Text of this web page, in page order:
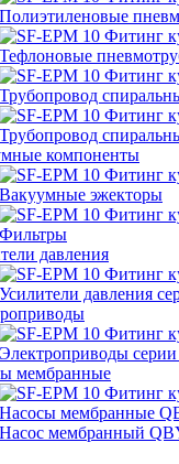
Полиэтиленовые
Тефлоновые
Трубопровод
Трубопровод
компоненты
Вакуумные эжекторы
Фильтры
давления
Усилители давления
Электроприводы
мембранные
Насосы мембранные
Насос мембранный